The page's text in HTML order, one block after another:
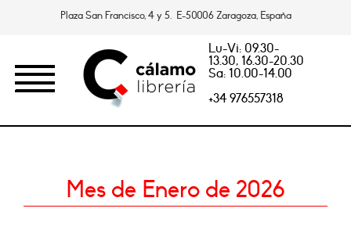
Plaza San Francisco, 4 y 5. E-50006 Zaragoza, España
Lu-Vi: 09.30-
13.30, 16.30-20.30
Sa: 10.00-14.00
+34 976557318
Mes de Enero de 2026